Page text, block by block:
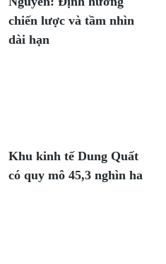
chiến lược và tầm nhìn
dài hạn
Khu kinh tế Dung Quất
có quy mô 45,3 nghìn ha